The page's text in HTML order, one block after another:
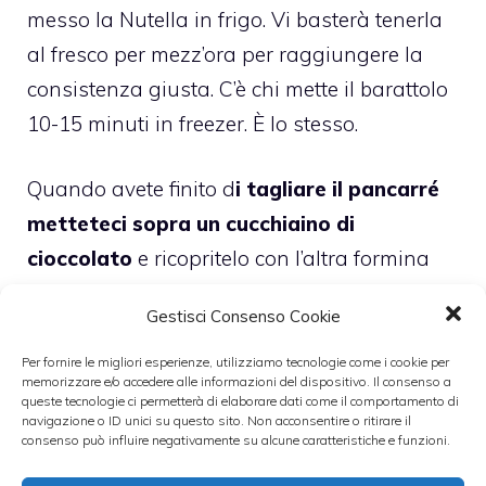
Gestisci Consenso Cookie
Per fornire le migliori esperienze, utilizziamo tecnologie come i cookie per
memorizzare e/o accedere alle informazioni del dispositivo. Il consenso a
queste tecnologie ci permetterà di elaborare dati come il comportamento di
navigazione o ID unici su questo sito. Non acconsentire o ritirare il
consenso può influire negativamente su alcune caratteristiche e funzioni.
messo la Nutella in frigo. Vi basterà tenerla
al fresco per mezz’ora per raggiungere la
consistenza giusta. C’è chi mette il barattolo
10-15 minuti in freezer. È lo stesso.
Quando avete finito di tagliare il pancarré
metteteci sopra un cucchiaino di
cioccolato e ricopritelo con l’altra formina
voleste chiudere i biscotti. Prendete una
ciotola e sbattete bene l’uovo con il latte,
quindi passate le stelline in questo
composto e poi friggetele su una padella